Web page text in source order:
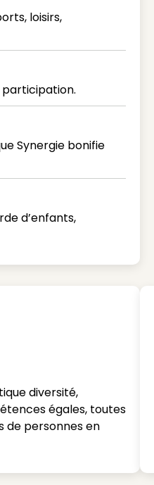
loisirs,
Synergie bonifie
d’enfants,
diversité,
égales, toutes
de personnes en